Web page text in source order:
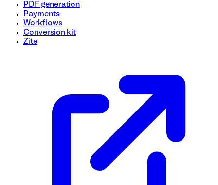
Reconnaissez et appréciez les efforts de vos employés
les performances exceptionnelles, le travail d’équipe,
dévouement des membres de votre équipe.
PDF generation
Payments
Workflows
Conversion kit
Zite